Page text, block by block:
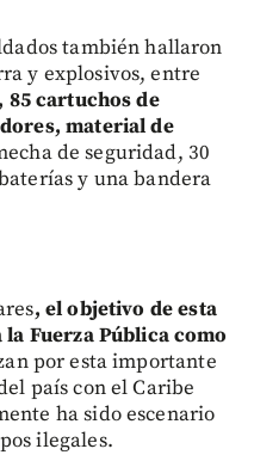
también hallaron
y explosivos, entre
85 cartuchos de
material de
de seguridad, 30
y una bandera
, el objetivo de esta
Fuerza Pública como
por esta importante
país con el Caribe
ha sido escenario
ilegales.